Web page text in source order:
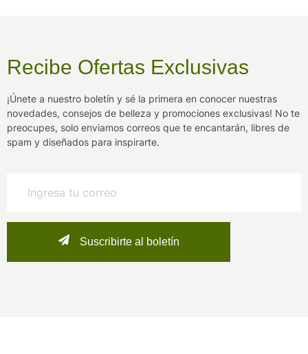
Recibe Ofertas Exclusivas
¡Únete a nuestro boletín y sé la primera en conocer nuestras
novedades, consejos de belleza y promociones exclusivas! No te
preocupes, solo enviamos correos que te encantarán, libres de
spam y diseñados para inspirarte.
Suscribirte al boletín